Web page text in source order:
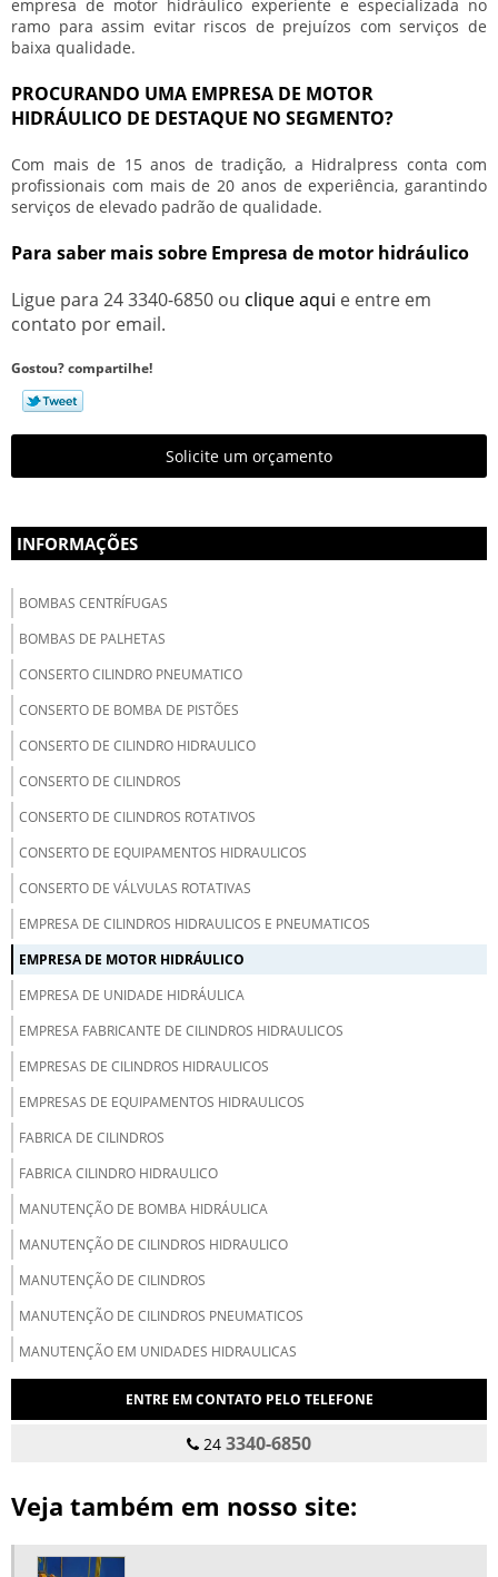
empresa de motor hidráulico experiente e especializada no
ramo para assim evitar riscos de prejuízos com serviços de
baixa qualidade.
PROCURANDO UMA EMPRESA DE MOTOR
HIDRÁULICO DE DESTAQUE NO SEGMENTO?
Com mais de 15 anos de tradição, a Hidralpress conta com
profissionais com mais de 20 anos de experiência, garantindo
serviços de elevado padrão de qualidade.
Para saber mais sobre Empresa de motor hidráulico
Ligue para 24 3340-6850 ou clique aqui e entre em
contato por email.
Gostou? compartilhe!
Solicite um orçamento
INFORMAÇÕES
BOMBAS CENTRÍFUGAS
BOMBAS DE PALHETAS
CONSERTO CILINDRO PNEUMATICO
CONSERTO DE BOMBA DE PISTÕES
CONSERTO DE CILINDRO HIDRAULICO
CONSERTO DE CILINDROS
CONSERTO DE CILINDROS ROTATIVOS
CONSERTO DE EQUIPAMENTOS HIDRAULICOS
CONSERTO DE VÁLVULAS ROTATIVAS
EMPRESA DE CILINDROS HIDRAULICOS E PNEUMATICOS
EMPRESA DE MOTOR HIDRÁULICO
EMPRESA DE UNIDADE HIDRÁULICA
EMPRESA FABRICANTE DE CILINDROS HIDRAULICOS
EMPRESAS DE CILINDROS HIDRAULICOS
EMPRESAS DE EQUIPAMENTOS HIDRAULICOS
FABRICA DE CILINDROS
FABRICA CILINDRO HIDRAULICO
MANUTENÇÃO DE BOMBA HIDRÁULICA
MANUTENÇÃO DE CILINDROS HIDRAULICO
MANUTENÇÃO DE CILINDROS
MANUTENÇÃO DE CILINDROS PNEUMATICOS
MANUTENÇÃO EM UNIDADES HIDRAULICAS
REPARO DE BOMBA DE PISTÕES
REPARO DE CILINDRO HIDRÁULICO
REPARO DE COMANDOS HIDRAULICOS
ENTRE EM CONTATO PELO TELEFONE
24 3340-6850
Veja também em nosso site: